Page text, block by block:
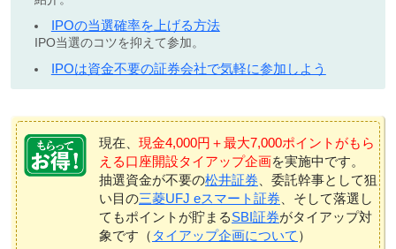
IPOの当選確率を上げる方法
IPO当選のコツを抑えて参加。
IPOは資金不要の証券会社で気軽に参加しよう
現在、 現金4,000円＋最大7,000ポイントがもら
える口座開設タイアップ企画を実施中です。
抽選資金が不要の松井証券 、委託幹事として狙
い目の三菱UFJ eスマート証券 、そして落選し
てもポイントが貯まるSBI証券がタイアップ対
象です（ タイアップ企画について ）